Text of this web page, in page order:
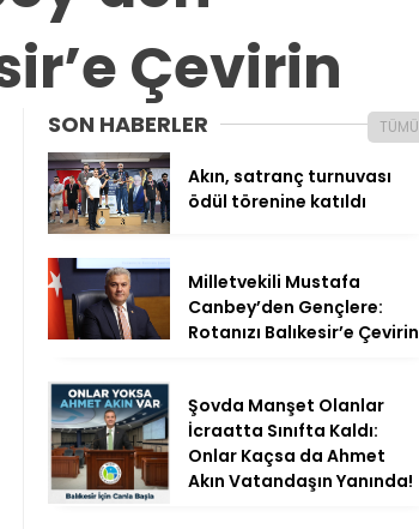
Çevirin
SON HABERLER TÜMÜ
Akın, satranç turnuvası
ödül törenine katıldı
Milletvekili Mustafa
Canbey’den Gençlere:
Rotanızı Balıkesir’e Çevirin
Şovda Manşet Olanlar
İcraatta Sınıfta Kaldı:
Onlar Kaçsa da Ahmet
Akın Vatandaşın Yanında!